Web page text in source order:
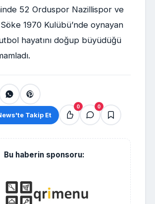
52 Orduspor Nazillispor ve
1970 Kulübü’nde oynayan
hayatını doğup büyüdüğü
Takip Et
0 0
Bu haberin sponsoru: